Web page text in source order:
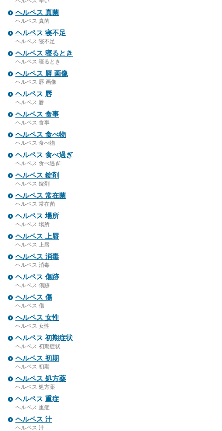
ヘルペス 真菌
ヘルペス 真菌
ヘルペス 寝不足
ヘルペス 寝不足
ヘルペス 寝るとき
ヘルペス 寝るとき
ヘルペス 唇 画像
ヘルペス 唇 画像
ヘルペス 唇
ヘルペス 唇
ヘルペス 食事
ヘルペス 食事
ヘルペス 食べ物
ヘルペス 食べ物
ヘルペス 食べ過ぎ
ヘルペス 食べ過ぎ
ヘルペス 錠剤
ヘルペス 錠剤
ヘルペス 常在菌
ヘルペス 常在菌
ヘルペス 場所
ヘルペス 場所
ヘルペス 上唇
ヘルペス 上唇
ヘルペス 消毒
ヘルペス 消毒
ヘルペス 傷跡
ヘルペス 傷跡
ヘルペス 傷
ヘルペス 傷
ヘルペス 女性
ヘルペス 女性
ヘルペス 初期症状
ヘルペス 初期症状
ヘルペス 初期
ヘルペス 初期
ヘルペス 処方薬
ヘルペス 処方薬
ヘルペス 重症
ヘルペス 重症
ヘルペス 汁
ヘルペス 汁